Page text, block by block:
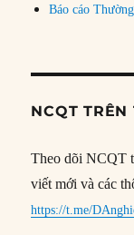
Báo cáo
NCQT TRÊN
Theo dõi NCQT
viết mới và các
https://t.me/